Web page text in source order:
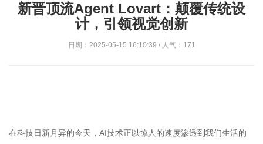
新晋顶流Agent Lovart：颠覆传统设
计，引领视觉创新‌
日期：2025-05-15 16:10:39 / 人气：171
在科技日新月异的今天，AI技术正以惊人的速度渗透到我们生活的